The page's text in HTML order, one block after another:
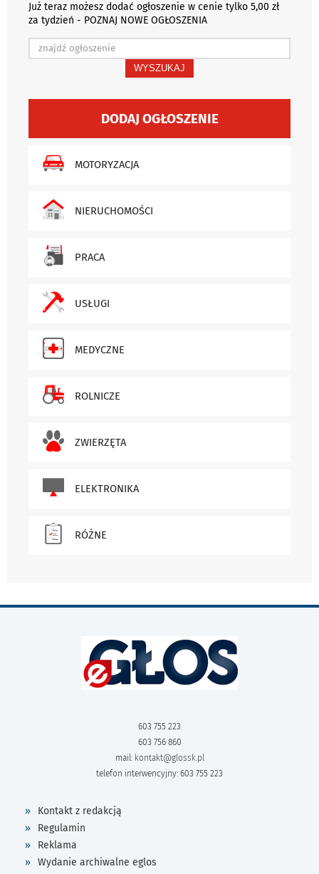
Już teraz możesz dodać ogłoszenie w cenie tylko 5,00 zł
za tydzień - POZNAJ NOWE OGŁOSZENIA
WYSZUKAJ
DODAJ OGŁOSZENIE
MOTORYZACJA
NIERUCHOMOŚCI
PRACA
USŁUGI
MEDYCZNE
ROLNICZE
ZWIERZĘTA
ELEKTRONIKA
RÓŻNE
603 755 223
603 756 860
mail: kontakt@glossk.pl
telefon interwencyjny: 603 755 223
Kontakt z redakcją
Regulamin
Reklama
Wydanie archiwalne eglos